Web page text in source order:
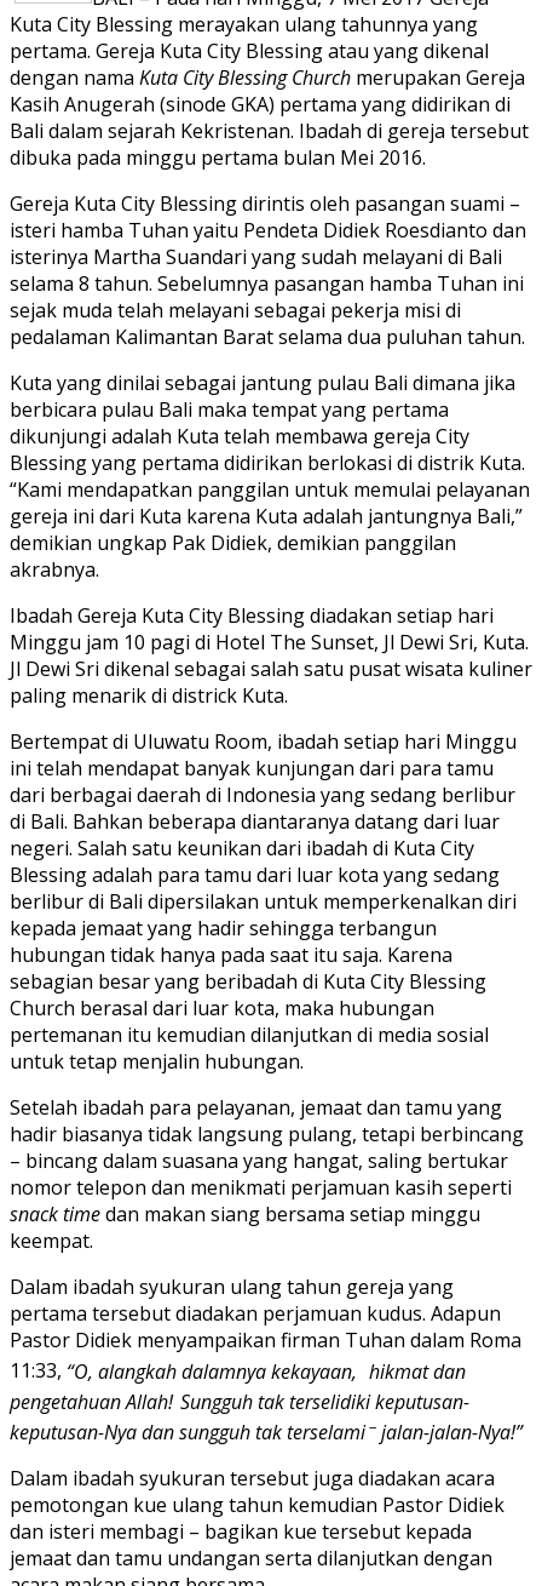
Kuta City Blessing merayakan ulang tahunnya yang
pertama. Gereja Kuta City Blessing atau yang dikenal
dengan nama Kuta City Blessing Church merupakan Gereja
Kasih Anugerah (sinode GKA) pertama yang didirikan di
Bali dalam sejarah Kekristenan. Ibadah di gereja tersebut
dibuka pada minggu pertama bulan Mei 2016.
Gereja Kuta City Blessing dirintis oleh pasangan suami –
isteri hamba Tuhan yaitu Pendeta Didiek Roesdianto dan
isterinya Martha Suandari yang sudah melayani di Bali
selama 8 tahun. Sebelumnya pasangan hamba Tuhan ini
sejak muda telah melayani sebagai pekerja misi di
pedalaman Kalimantan Barat selama dua puluhan tahun.
Kuta yang dinilai sebagai jantung pulau Bali dimana jika
berbicara pulau Bali maka tempat yang pertama
dikunjungi adalah Kuta telah membawa gereja City
Blessing yang pertama didirikan berlokasi di distrik Kuta.
“Kami mendapatkan panggilan untuk memulai pelayanan
gereja ini dari Kuta karena Kuta adalah jantungnya Bali,”
demikian ungkap Pak Didiek, demikian panggilan
akrabnya.
Ibadah Gereja Kuta City Blessing diadakan setiap hari
Minggu jam 10 pagi di Hotel The Sunset, Jl Dewi Sri, Kuta.
Jl Dewi Sri dikenal sebagai salah satu pusat wisata kuliner
paling menarik di districk Kuta.
Bertempat di Uluwatu Room, ibadah setiap hari Minggu
ini telah mendapat banyak kunjungan dari para tamu
dari berbagai daerah di Indonesia yang sedang berlibur
di Bali. Bahkan beberapa diantaranya datang dari luar
negeri. Salah satu keunikan dari ibadah di Kuta City
Blessing adalah para tamu dari luar kota yang sedang
berlibur di Bali dipersilakan untuk memperkenalkan diri
kepada jemaat yang hadir sehingga terbangun
hubungan tidak hanya pada saat itu saja. Karena
sebagian besar yang beribadah di Kuta City Blessing
Church berasal dari luar kota, maka hubungan
pertemanan itu kemudian dilanjutkan di media sosial
untuk tetap menjalin hubungan.
Setelah ibadah para pelayanan, jemaat dan tamu yang
hadir biasanya tidak langsung pulang, tetapi berbincang
– bincang dalam suasana yang hangat, saling bertukar
nomor telepon dan menikmati perjamuan kasih seperti
snack timedan makan siang bersama setiap minggu
keempat.
Dalam ibadah syukuran ulang tahun gereja yang
pertama tersebut diadakan perjamuan kudus. Adapun
Pastor Didiek menyampaikan firman Tuhan dalam Roma
11:33, “O, alangkah dalamnya kekayaan, hikmat dan
pengetahuan Allah! Sungguh tak terselidiki keputusan-
keputusan-Nya dan sungguh tak terselami– jalan-jalan-Nya!”
Dalam ibadah syukuran tersebut juga diadakan acara
pemotongan kue ulang tahun kemudian Pastor Didiek
dan isteri membagi – bagikan kue tersebut kepada
jemaat dan tamu undangan serta dilanjutkan dengan